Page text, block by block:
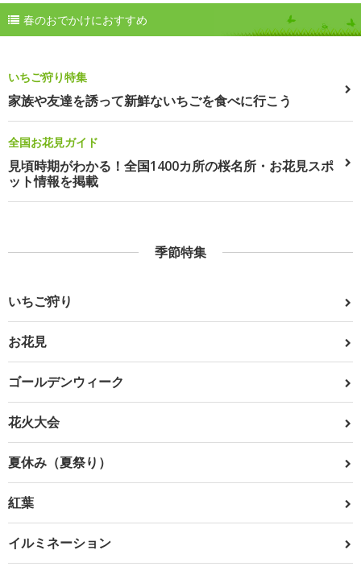
春のおでかけにおすすめ
いちご狩り特集
家族や友達を誘って新鮮ないちごを食べに行こう
全国お花見ガイド
見頃時期がわかる！全国1400カ所の桜名所・お花見スポ
ット情報を掲載
季節特集
いちご狩り
お花見
ゴールデンウィーク
花火大会
夏休み（夏祭り）
紅葉
イルミネーション